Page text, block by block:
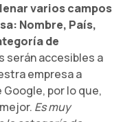
varios campos
Nombre, País,
de
serán accesibles a
empresa a
por lo que,
Es muy